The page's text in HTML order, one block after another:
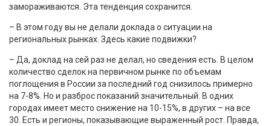
замораживаются. Эта тенденция сохранится.
– В этом году вы не делали доклада о ситуации на
региональных рынках. Здесь какие подвижки?
– Да, доклад на сей раз не делал, но сведения есть. В целом
количество сделок на первичном рынке по объемам
поглощения в России за последний год снизилось примерно
на 7-8%. Но и разброс показаний значительный. В одних
городах имеет место снижение на 10-15%, в других – на все
30. Есть и регионы, показывающие выраженный рост. Правда,